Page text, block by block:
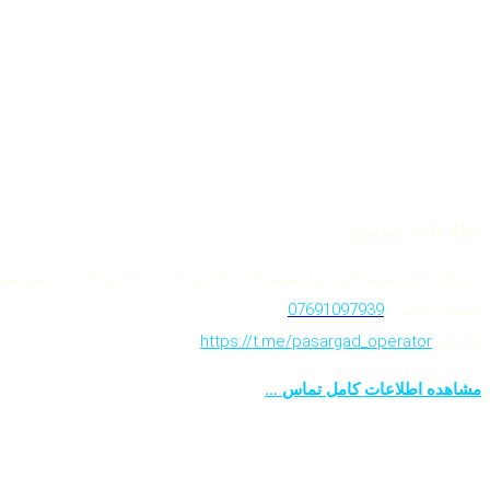
07691097939
https://t.me/pasargad_operator
مشاهده اطلاعات کامل تماس …